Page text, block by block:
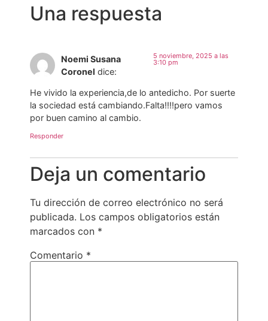
Una respuesta
Noemi Susana
Coronel dice:
5 noviembre, 2025 a las
3:10 pm
He vivido la experiencia,de lo antedicho. Por suerte
la sociedad está cambiando.Falta!!!!pero vamos
por buen camino al cambio.
Responder
Deja un comentario
Tu dirección de correo electrónico no será
publicada. Los campos obligatorios están
marcados con *
Comentario *